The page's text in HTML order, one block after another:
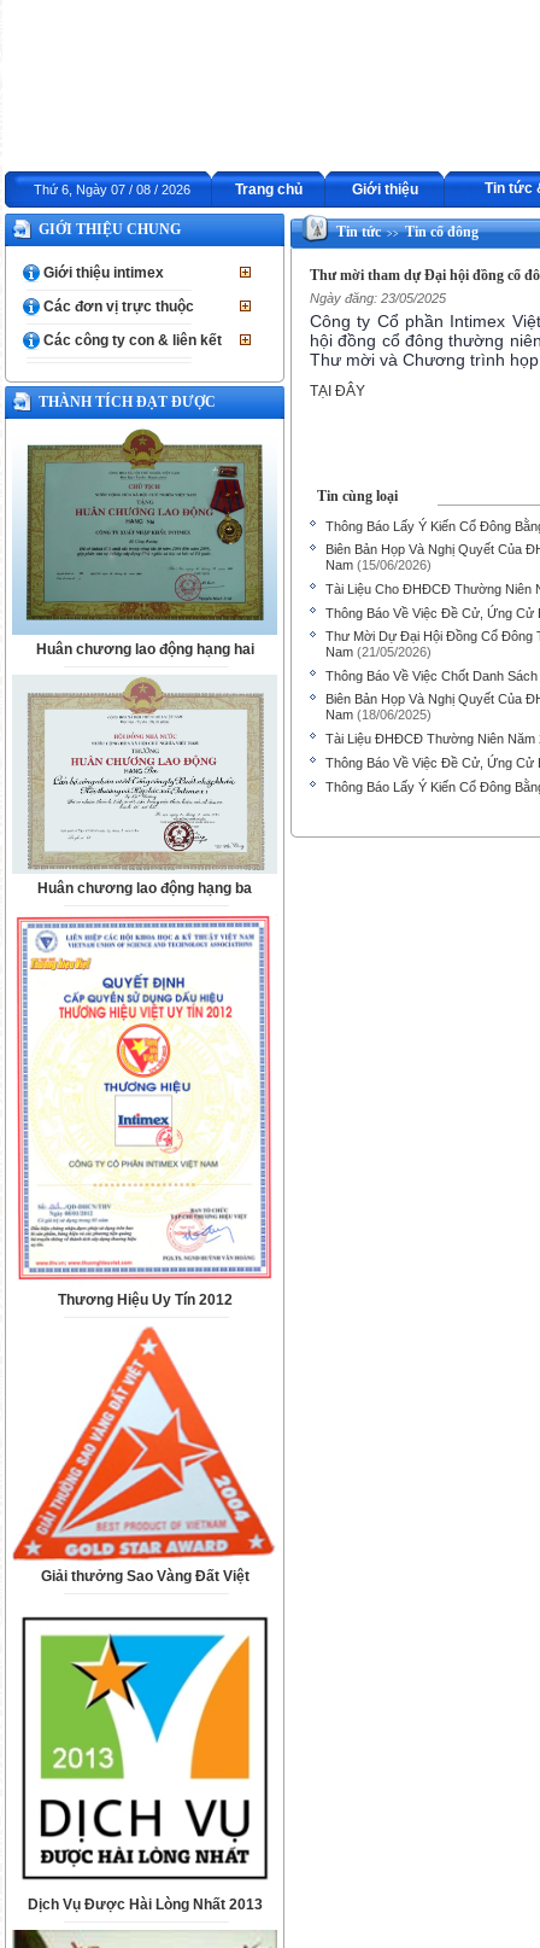
Thứ 6, Ngày 07 / 08 / 2026 Trang chủ Giới thiệu Tin tức
GIỚI THIỆU CHUNG
Giới thiệu intimex
Các đơn vị trực thuộc
Các công ty con & liên kết
THÀNH TÍCH ĐẠT ĐƯỢC
Huân chương lao động hạng hai
Huân chương lao động hạng ba
Thương Hiệu Uy Tín 2012
Giải thưởng Sao Vàng Đất Việt
Dịch Vụ Được Hài Lòng Nhất 2013
Tin tức>>Tin cổ đông
Thư mời tham dự Đại hội đồng cổ
Ngày đăng: 23/05/2025
Công ty Cổ phần Intimex
hội đồng cổ đông thường
Thư mời và Chương trình
TẠI ĐÂY
Tin cùng loại
Thông Báo Lấy Ý Kiến Cổ Đông
Biên Bản Họp Và Nghị Quyết Của
Nam (15/06/2026)
Tài Liệu Cho ĐHĐCĐ Thường Niên
Thông Báo Về Việc Đề Cử, Ứng Cử
Thư Mời Dự Đại Hội Đồng Cổ Đông
Nam (21/05/2026)
Thông Báo Về Việc Chốt Danh
Biên Bản Họp Và Nghị Quyết Của
Nam (18/06/2025)
Tài Liệu ĐHĐCĐ Thường Niên Năm
Thông Báo Về Việc Đề Cử, Ứng Cử
Thông Báo Lấy Ý Kiến Cổ Đông